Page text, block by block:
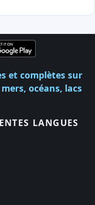
et complètes sur
océans, lacs
LANGUES